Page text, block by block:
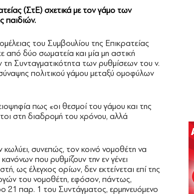
(ΣτΕ) σχετικά με τον γάμο των
παιδιών.
του Συμβουλίου της Επικρατείας
δύο σωματεία και μία μη αστική
τη Συνταγματικότητα των ρυθμίσεων του ν.
πολιτικού γάμου μεταξύ ομοφύλων
πως «οι θεσμοί του γάμου και της
στη διαδρομή του χρόνου, αλλά
συνεπώς, τον κοινό νομοθέτη να
που ρυθμίζουν την εν γένει
ως έλεγχος ορίων, δεν εκτείνεται επί της
του νομοθέτη, εφόσον, πάντως,
21 παρ. 1 του Συντάγματος, ερμηνευόμενο